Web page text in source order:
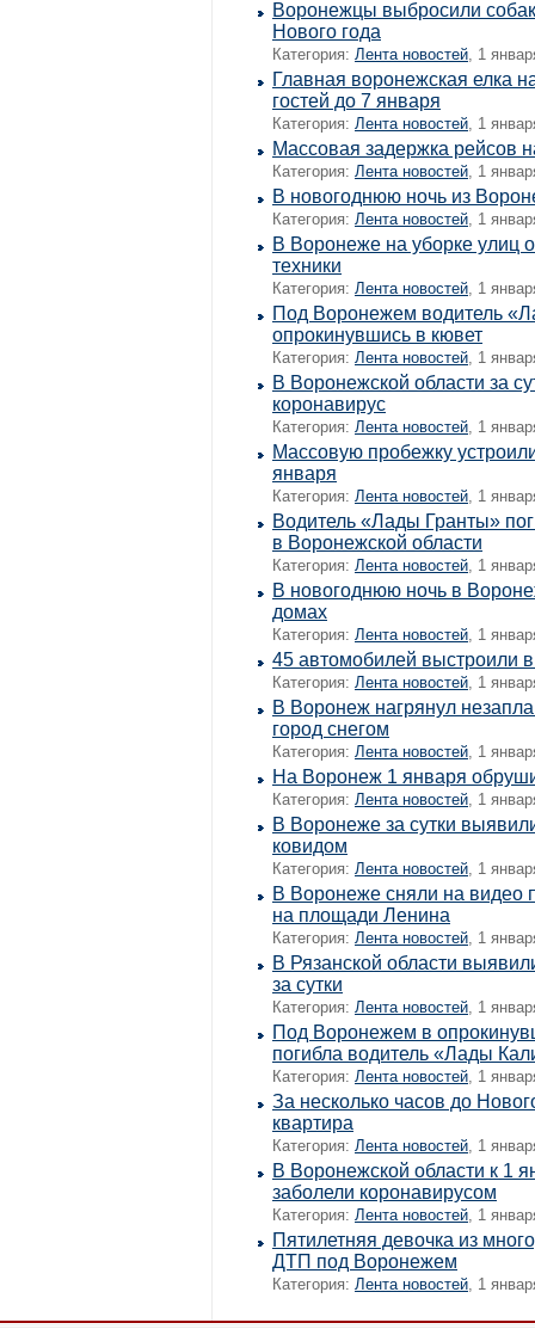
Воронежцы выбросили
Нового года
Категория: Лента новостей, 1
Главная воронежская елка
гостей до 7 января
Категория: Лента новостей, 1
Массовая задержка рейсов
Категория: Лента новостей, 1
В новогоднюю ночь из
Категория: Лента новостей, 1
В Воронеже на уборке улиц
техники
Категория: Лента новостей, 1
Под Воронежем водитель
опрокинувшись в кювет
Категория: Лента новостей, 1
В Воронежской области за
коронавирус
Категория: Лента новостей, 1
Массовую пробежку
января
Категория: Лента новостей, 1
Водитель «Лады Гранты»
в Воронежской области
Категория: Лента новостей, 1
В новогоднюю ночь в
домах
Категория: Лента новостей, 1
45 автомобилей выстроили
Категория: Лента новостей, 1
В Воронеж нагрянул
город снегом
Категория: Лента новостей, 1
На Воронеж 1 января
Категория: Лента новостей, 1
В Воронеже за сутки
ковидом
Категория: Лента новостей, 1
В Воронеже сняли на видео
на площади Ленина
Категория: Лента новостей, 1
В Рязанской области
за сутки
Категория: Лента новостей, 1
Под Воронежем в
погибла водитель «Лады
Категория: Лента новостей, 1
За несколько часов до
квартира
Категория: Лента новостей, 1
В Воронежской области к 1
заболели коронавирусом
Категория: Лента новостей, 1
Пятилетняя девочка из
ДТП под Воронежем
Категория: Лента новостей, 1